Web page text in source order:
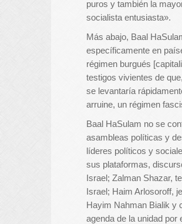
puros y también la
socialista entusiasta».
Más abajo, Baal
específicamente en
régimen burgués
testigos vivientes de
se levantaría
arruine, un régimen
Baal HaSulam no se
asambleas políticas y
líderes políticos y
sus plataformas,
Israel; Zalman Shazar,
Israel; Haim Arlosoroff,
Hayim Nahman Bialik y
agenda de la unidad